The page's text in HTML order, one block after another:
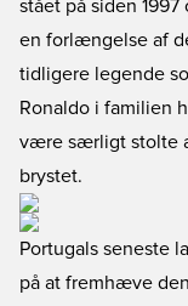
stået på siden
en forlængelse af
tidligere legende
Ronaldo i familien
være særligt stolte
brystet.
Portugals seneste
på at fremhæve